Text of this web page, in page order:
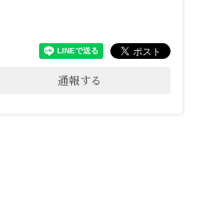
通報する